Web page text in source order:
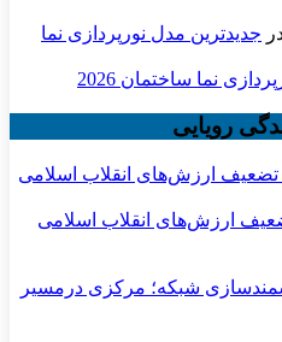
جدیدترین مدل نورپردازی نما
نما ساختمان 2026
رویایی
ارزش‌های انقلاب اسلامی
هوشمندسازی شبکه؛ مرکزی درمسیر